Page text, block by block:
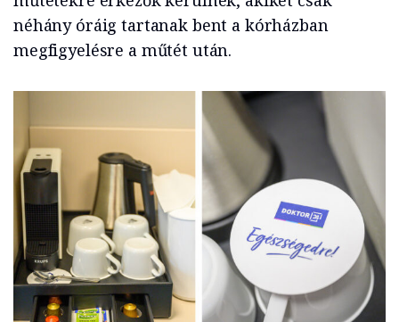
néhány óráig tartanak bent a kórházban
megfigyelésre a műtét után.